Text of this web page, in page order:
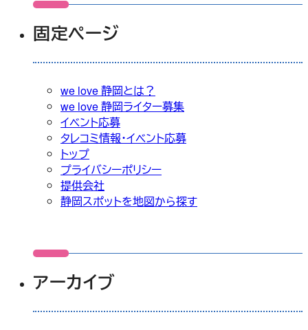
固定ページ
we love 静岡とは？
we love 静岡ライター募集
イベント応募
タレコミ情報・イベント応募
トップ
プライバシーポリシー
提供会社
静岡スポットを地図から探す
アーカイブ